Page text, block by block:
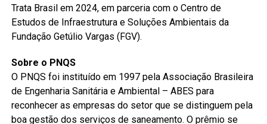
Trata Brasil em 2024, em parceria com o Centro de
Estudos de Infraestrutura e Soluções Ambientais da
Fundação Getúlio Vargas (FGV).
Sobre o PNQS
O PNQS foi instituído em 1997 pela Associação Brasileira
de Engenharia Sanitária e Ambiental – ABES para
reconhecer as empresas do setor que se distinguem pela
boa gestão dos serviços de saneamento. O prêmio se